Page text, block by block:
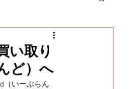
い取り
ど）へ
（いーぶらん